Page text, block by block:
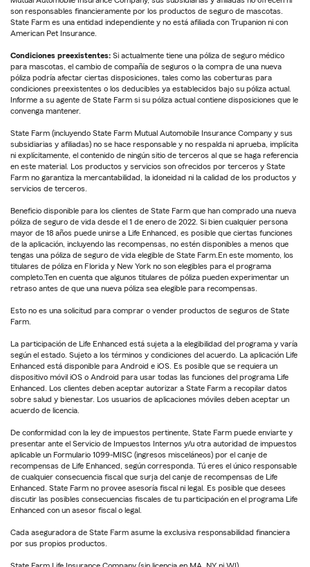
son responsables financieramente por los productos de seguro de mascotas.
State Farm es una entidad independiente y no está afiliada con Trupanion ni con
American Pet Insurance.
Condiciones preexistentes: Si actualmente tiene una póliza de seguro médico
para mascotas, el cambio de compañía de seguros o la compra de una nueva
póliza podría afectar ciertas disposiciones, tales como las coberturas para
condiciones preexistentes o los deducibles ya establecidos bajo su póliza actual.
Informe a su agente de State Farm si su póliza actual contiene disposiciones que le
convenga mantener.
State Farm (incluyendo State Farm Mutual Automobile Insurance Company y sus
subsidiarias y afiliadas) no se hace responsable y no respalda ni aprueba, implícita
ni explícitamente, el contenido de ningún sitio de terceros al que se haga referencia
en este material. Los productos y servicios son ofrecidos por terceros y State
Farm no garantiza la mercantabilidad, la idoneidad ni la calidad de los productos y
servicios de terceros.
Beneficio disponible para los clientes de State Farm que han comprado una nueva
póliza de seguro de vida desde el 1 de enero de 2022. Si bien cualquier persona
mayor de 18 años puede unirse a Life Enhanced, es posible que ciertas funciones
de la aplicación, incluyendo las recompensas, no estén disponibles a menos que
tengas una póliza de seguro de vida elegible de State Farm.En este momento, los
titulares de póliza en Florida y New York no son elegibles para el programa
completo.Ten en cuenta que algunos titulares de póliza pueden experimentar un
retraso antes de que una nueva póliza sea elegible para recompensas.
Esto no es una solicitud para comprar o vender productos de seguros de State
Farm.
La participación de Life Enhanced está sujeta a la elegibilidad del programa y varía
según el estado. Sujeto a los términos y condiciones del acuerdo. La aplicación Life
Enhanced está disponible para Android e iOS. Es posible que se requiera un
dispositivo móvil iOS o Android para usar todas las funciones del programa Life
Enhanced. Los clientes deben aceptar autorizar a State Farm a recopilar datos
sobre salud y bienestar. Los usuarios de aplicaciones móviles deben aceptar un
acuerdo de licencia.
De conformidad con la ley de impuestos pertinente, State Farm puede enviarte y
presentar ante el Servicio de Impuestos Internos y/u otra autoridad de impuestos
aplicable un Formulario 1099-MISC (ingresos misceláneos) por el canje de
recompensas de Life Enhanced, según corresponda. Tú eres el único responsable
de cualquier consecuencia fiscal que surja del canje de recompensas de Life
Enhanced. State Farm no provee asesoría fiscal ni legal. Es posible que desees
discutir las posibles consecuencias fiscales de tu participación en el programa Life
Enhanced con un asesor fiscal o legal.
Cada aseguradora de State Farm asume la exclusiva responsabilidad financiera
por sus propios productos.